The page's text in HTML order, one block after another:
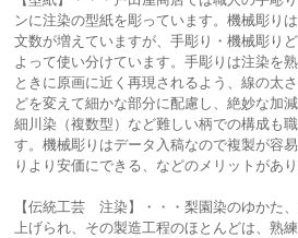
ンに注染の型紙を彫っています。機械彫り
文数が増えていますが、手彫り・機械彫り
よって使い分けています。手彫りは注染を
ときに原画に近く再現されるよう、線の太
どを変えて細かな部分に配慮し、絶妙な加
細川染（複数型）など難しい柄での構成も
す。機械彫りはデータ入稿なので複製が容
りより安価にできる、などのメリットがあり
【伝統工芸 注染】・・・梨園染のゆかた
上げられ、その製造工程のほとんどは、熟